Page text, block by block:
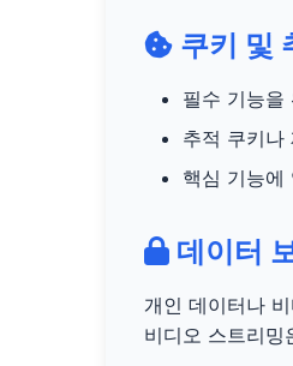
쿠키 및
필수 기능을
추적 쿠키나
핵심 기능에
데이터
개인 데이터나
비디오 스트리밍